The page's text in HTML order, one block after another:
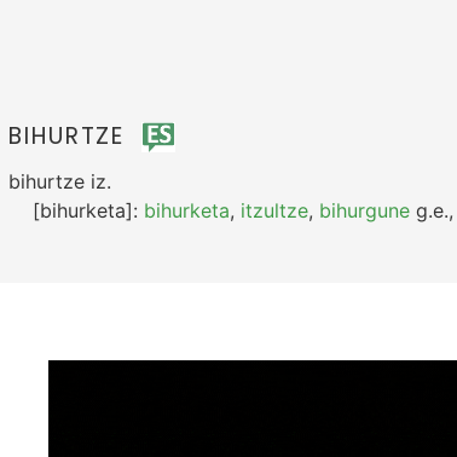
BIHURTZE
bihurtze iz.
[bihurketa]: bihurketa, itzultze, bihurgune g.e.,